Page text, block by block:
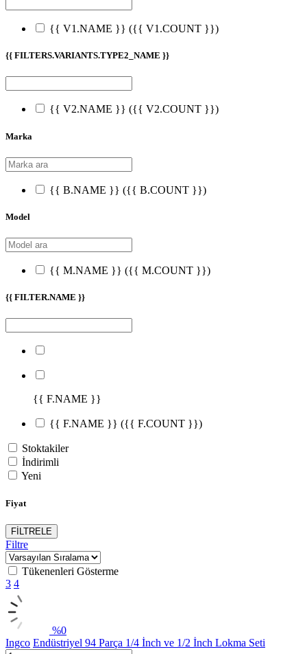
{{ V1.NAME }} ({{ V1.COUNT }})
{{ FILTERS.VARIANTS.TYPE2_NAME }}
{{ V2.NAME }} ({{ V2.COUNT }})
Marka
{{ B.NAME }} ({{ B.COUNT }})
Model
{{ M.NAME }} ({{ M.COUNT }})
{{ FILTER.NAME }}
{{ F.NAME }}
{{ F.NAME }} ({{ F.COUNT }})
Stoktakiler
İndirimli
Yeni
Fiyat
FİLTRELE
Filtre
Tükenenleri Gösterme
3 4
%0
Ingco Endüstriyel 94 Parça 1/4 İnch ve 1/2 İnch Lokma Seti